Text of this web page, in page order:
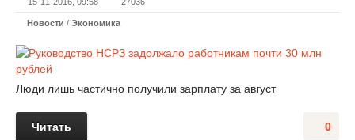
Новости / Экономика
Люди лишь частично получили зарплату за август
0
Читать